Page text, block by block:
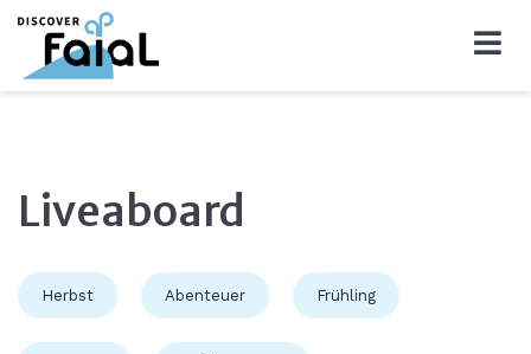
Liveaboard
Herbst Abenteuer Frühling